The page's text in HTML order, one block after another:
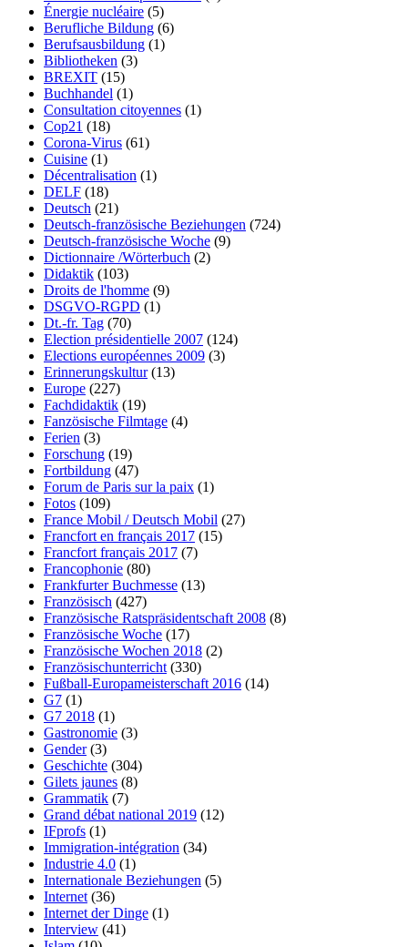
Énergie nucléaire (5)
Berufliche Bildung (6)
Berufsausbildung (1)
Bibliotheken (3)
BREXIT (15)
Buchhandel (1)
Consultation citoyennes (1)
Cop21 (18)
Corona-Virus (61)
Cuisine (1)
Décentralisation (1)
DELF (18)
Deutsch (21)
Deutsch-französische Beziehungen (724)
Deutsch-französische Woche (9)
Dictionnaire /Wörterbuch (2)
Didaktik (103)
Droits de l'homme (9)
DSGVO-RGPD (1)
Dt.-fr. Tag (70)
Election présidentielle 2007 (124)
Elections européennes 2009 (3)
Erinnerungskultur(13)
Europe (227)
Fachdidaktik (19)
Fanzösische Filmtage (4)
Ferien (3)
Forschung (19)
Fortbildung (47)
Forum de Paris sur la paix (1)
Fotos (109)
France Mobil / Deutsch Mobil (27)
Francfort en français 2017 (15)
Francfort français 2017 (7)
Francophonie (80)
Frankfurter Buchmesse (13)
Französisch (427)
Französische Ratspräsidentschaft 2008 (8)
Französische Woche (17)
Französische Wochen 2018 (2)
Französischunterricht (330)
Fußball-Europameisterschaft 2016 (14)
G7 (1)
G7 2018 (1)
Gastronomie (3)
Gender(3)
Geschichte (304)
Gilets jaunes (8)
Grammatik (7)
Grand débat national 2019 (12)
IFprofs (1)
Immigration-intégration (34)
Industrie 4.0 (1)
Internationale Beziehungen (5)
Internet (36)
Internet der Dinge (1)
Interview (41)